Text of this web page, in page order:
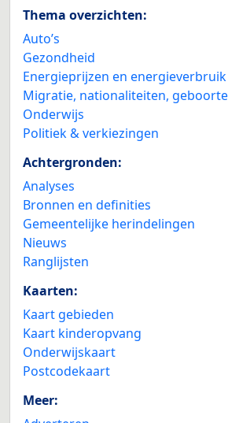
Thema overzichten:
Auto’s
Gezondheid
Energieprijzen en energieverbruik
Migratie, nationaliteiten,
Onderwijs
Politiek & verkiezingen
Achtergronden:
Analyses
Bronnen en definities
Gemeentelijke herindelingen
Nieuws
Ranglijsten
Kaarten:
Kaart gebieden
Kaart kinderopvang
Onderwijskaart
Postcodekaart
Meer: